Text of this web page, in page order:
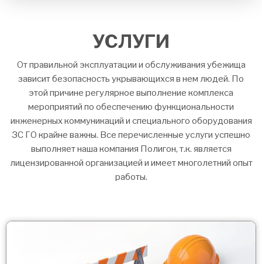
УСЛУГИ
От правильной эксплуатации и обслуживания убежища
зависит безопасность укрывающихся в нем людей. По
этой причине регулярное выполнение комплекса
мероприятий по обеспечению функциональности
инженерных коммуникаций и специального оборудования
ЗС ГО крайне важны. Все перечисленные услуги успешно
выполняет наша компания Полигон, т.к. является
лицензированной организацией и имеет многолетний опыт
работы.